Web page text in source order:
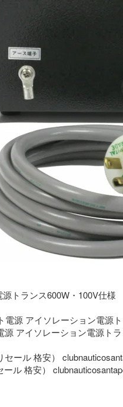
トランス600W・100V仕様
アイソレーション電源ト
ル 格安）